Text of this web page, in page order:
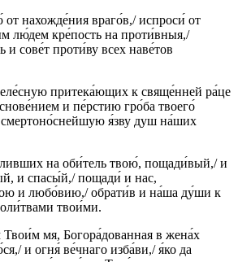
нахожде́ния враго́в,/ испроси́ от
лю́дем кре́пость на проти́вныя,/
и сове́т проти́ву всех наве́тов
притека́ющих к свяще́нней ра́це
и пе́рстию гро́ба твоего́
я́зву душ на́ших
на оби́тель твою́, пощади́вый,/ и
и спасы́й,/ пощади́ и нас,
и любо́вию,/ обрати́в и на́ша ду́ши к
твои́ми.
мя, Богора́дованная в жена́х
и огня́ ве́чнаго изба́ви,/ я́ко да